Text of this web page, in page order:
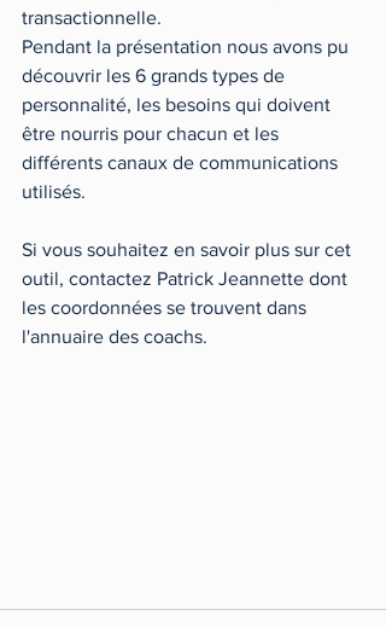
transactionnelle.
Pendant la présentation nous avons pu
découvrir les 6 grands types de
personnalité, les besoins qui doivent
être nourris pour chacun et les
différents canaux de communications
utilisés.
Si vous souhaitez en savoir plus sur cet
outil, contactez Patrick Jeannette dont
les coordonnées se trouvent dans
l'annuaire des coachs.